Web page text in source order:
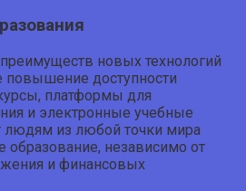
новых технологий
повышение доступности
платформы для
и электронные учебные
людям из любой точки мира
образование, независимо от
и финансовых